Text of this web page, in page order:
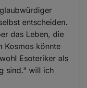
entscheiden.
das Leben, die
Kosmos könnte
Esoteriker als
sind." will ich